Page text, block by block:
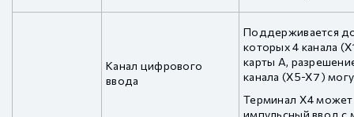
Канал цифрового
ввода
Поддерживается
которых 4 канала
карты A,
канала (X5-X7)
Терминал X4
импульсный ввод с